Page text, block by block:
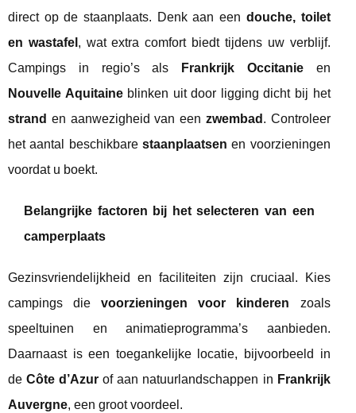
direct op de staanplaats. Denk aan een douche, toilet
en wastafel , wat extra comfort biedt tijdens uw verblijf.
Campings in regio’s als
Frankrijk Occitanieen
Nouvelle Aquitaineblinken uit door ligging dicht bij het
strand en aanwezigheid van een zwembad . Controleer
het aantal beschikbare staanplaatsen en voorzieningen
voordat u boekt.
Belangrijke factoren bij het selecteren van een
camperplaats
Gezinsvriendelijkheid en faciliteiten zijn cruciaal. Kies
campings dievoorzieningen voor kinderen zoals
speeltuinen en animatieprogramma’s aanbieden.
Daarnaast is een toegankelijke locatie, bijvoorbeeld in
deCôte d’Azur of aan natuurlandschappen in Frankrijk
Auvergne, een groot voordeel.